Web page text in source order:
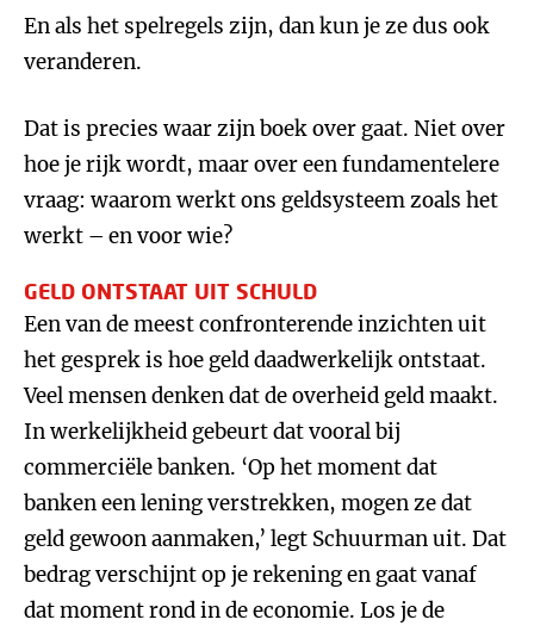
En als het spelregels zijn, dan kun je ze dus ook
veranderen.
Dat is precies waar zijn boek over gaat. Niet over
hoe je rijk wordt, maar over een fundamentelere
vraag: waarom werkt ons geldsysteem zoals het
werkt – en voor wie?
GELD ONTSTAAT UIT SCHULD
Een van de meest confronterende inzichten uit
het gesprek is hoe geld daadwerkelijk ontstaat.
Veel mensen denken dat de overheid geld maakt.
In werkelijkheid gebeurt dat vooral bij
commerciële banken. ‘Op het moment dat
banken een lening verstrekken, mogen ze dat
geld gewoon aanmaken,’ legt Schuurman uit. Dat
bedrag verschijnt op je rekening en gaat vanaf
dat moment rond in de economie. Los je de